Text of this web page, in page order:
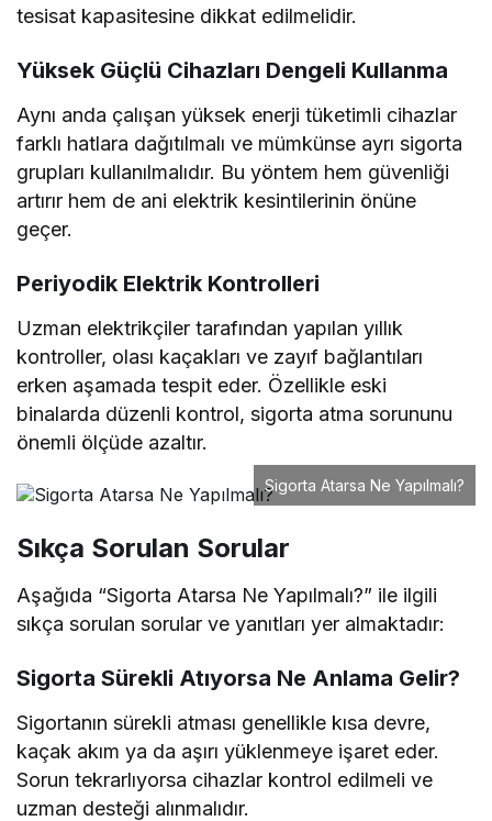
tesisat kapasitesine dikkat edilmelidir.
Yüksek Güçlü Cihazları Dengeli Kullanma
Aynı anda çalışan yüksek enerji tüketimli cihazlar
farklı hatlara dağıtılmalı ve mümkünse ayrı sigorta
grupları kullanılmalıdır. Bu yöntem hem güvenliği
artırır hem de ani elektrik kesintilerinin önüne
geçer.
Periyodik Elektrik Kontrolleri
Uzman elektrikçiler tarafından yapılan yıllık
kontroller, olası kaçakları ve zayıf bağlantıları
erken aşamada tespit eder. Özellikle eski
binalarda düzenli kontrol, sigorta atma sorununu
önemli ölçüde azaltır.
Sigorta Atarsa Ne Yapılmalı?
Sıkça Sorulan Sorular
Aşağıda “Sigorta Atarsa Ne Yapılmalı?” ile ilgili
sıkça sorulan sorular ve yanıtları yer almaktadır:
Sigorta Sürekli Atıyorsa Ne Anlama Gelir?
Sigortanın sürekli atması genellikle kısa devre,
kaçak akım ya da aşırı yüklenmeye işaret eder.
Sorun tekrarlıyorsa cihazlar kontrol edilmeli ve
uzman desteği alınmalıdır.